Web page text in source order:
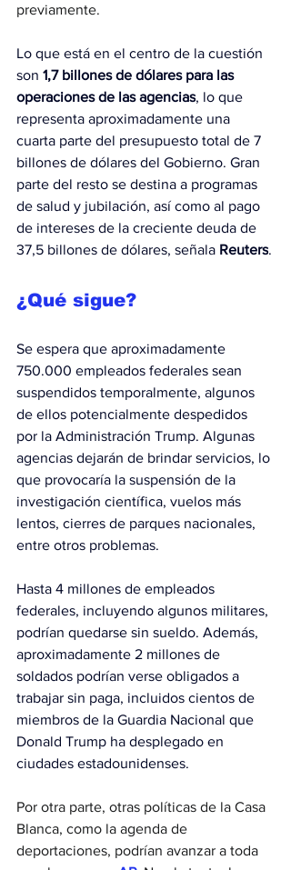
previamente.
Lo que está en el centro de la cuestión
son 1,7 billones de dólares para las
operaciones de las agencias, lo que
representa aproximadamente una
cuarta parte del presupuesto total de 7
billones de dólares del Gobierno. Gran
parte del resto se destina a programas
de salud y jubilación, así como al pago
de intereses de la creciente deuda de
37,5 billones de dólares, señala Reuters.
¿Qué sigue?
Se espera que aproximadamente
750.000 empleados federales sean
suspendidos temporalmente, algunos
de ellos potencialmente despedidos
por la Administración Trump. Algunas
agencias dejarán de brindar servicios, lo
que provocaría la suspensión de la
investigación científica, vuelos más
lentos, cierres de parques nacionales,
entre otros problemas.
Hasta 4 millones de empleados
federales, incluyendo algunos militares,
podrían quedarse sin sueldo. Además,
aproximadamente 2 millones de
soldados podrían verse obligados a
trabajar sin paga, incluidos cientos de
miembros de la Guardia Nacional que
Donald Trump ha desplegado en
ciudades estadounidenses.
Por otra parte, otras políticas de la Casa
Blanca, como la agenda de
deportaciones, podrían avanzar a toda